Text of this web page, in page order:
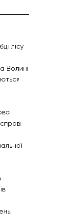
лісу
Волині